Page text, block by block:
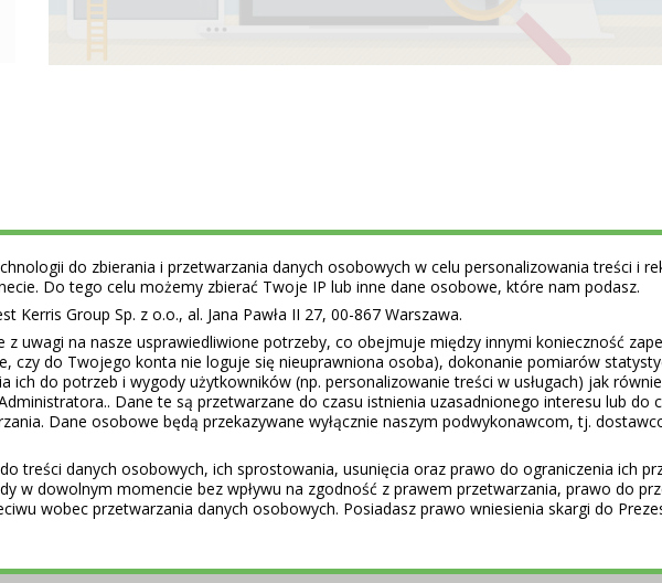
SKONTAKTUJ SIĘ Z NAMI:
do zbierania i przetwarzania danych osobowych w celu personalizowania treści i
Do tego celu możemy zbierać Twoje IP lub inne dane osobowe, które nam podasz.
Group Sp. z o.o., al. Jana Pawła II 27, 00-867 Warszawa.
z uwagi na nasze usprawiedliwione potrzeby, co obejmuje między innymi konieczność
czy do Twojego konta nie loguje się nieuprawniona osoba), dokonanie pomiarów
ich do potrzeb i wygody użytkowników (np. personalizowanie treści w usługach) jak
Dane te są przetwarzane do czasu istnienia uzasadnionego interesu lub do
Dane osobowe będą przekazywane wyłącznie naszym podwykonawcom, tj.
treści danych osobowych, ich sprostowania, usunięcia oraz prawo do ograniczenia ich
w dowolnym momencie bez wpływu na zgodność z prawem przetwarzania, prawo do
wobec przetwarzania danych osobowych. Posiadasz prawo wniesienia skargi do